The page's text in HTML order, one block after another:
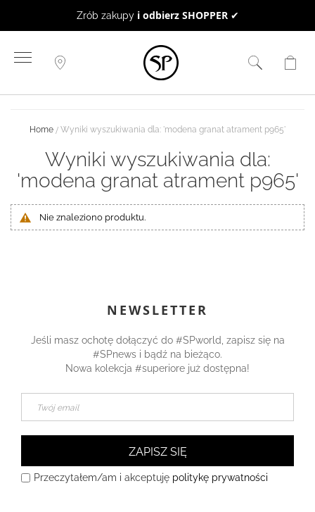
i odbierz SHOPPER✔ BON UPOMINKOWY
do
treści
Home Wyniki wyszukiwania dla: 'modena granat atrament p965'
Wyniki wyszukiwania dla:
'modena granat atrament p965'
Nie znaleziono produktu.
NEWSLETTER
Jeśli masz ochotę dołączyć do #SPworld, zapisz się na
#SPnews i bądź na bieżąco.
Nowa kolekcja #superiore już dostępna!
ZAPISZ SIĘ
Przeczytałem/am i akceptuję politykę prywatności